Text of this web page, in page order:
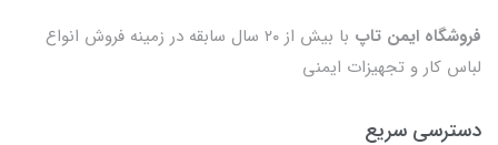
فروشگاه ایمن تاپ
با بیش از ۲۰ سال سابقه در زمینه فروش انواع
لباس کار و تجهیزات ایمنی
دسترسی سریع